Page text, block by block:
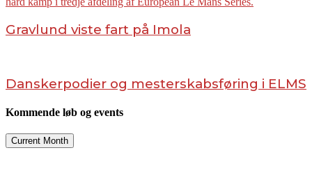
Gravlund viste fart på Imola
Danskerpodier og mesterskabsføring i ELMS
Kommende løb og events
Current Month